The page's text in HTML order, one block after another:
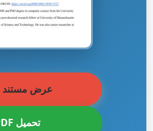
عرض مستند PDF
تحميل PDF